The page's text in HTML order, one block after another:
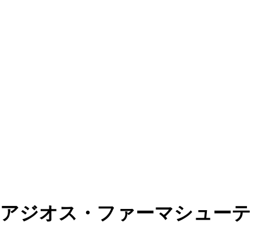
アジオス・ファーマシューテ